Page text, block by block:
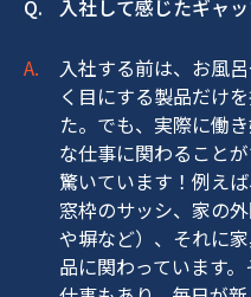
入社して感じたギャ
入社する前は、お風
く目にする製品だけ
た。でも、実際に働
な仕事に関わること
驚いています！例え
窓枠のサッシ、家の
や塀など）、それに
品に関わっています